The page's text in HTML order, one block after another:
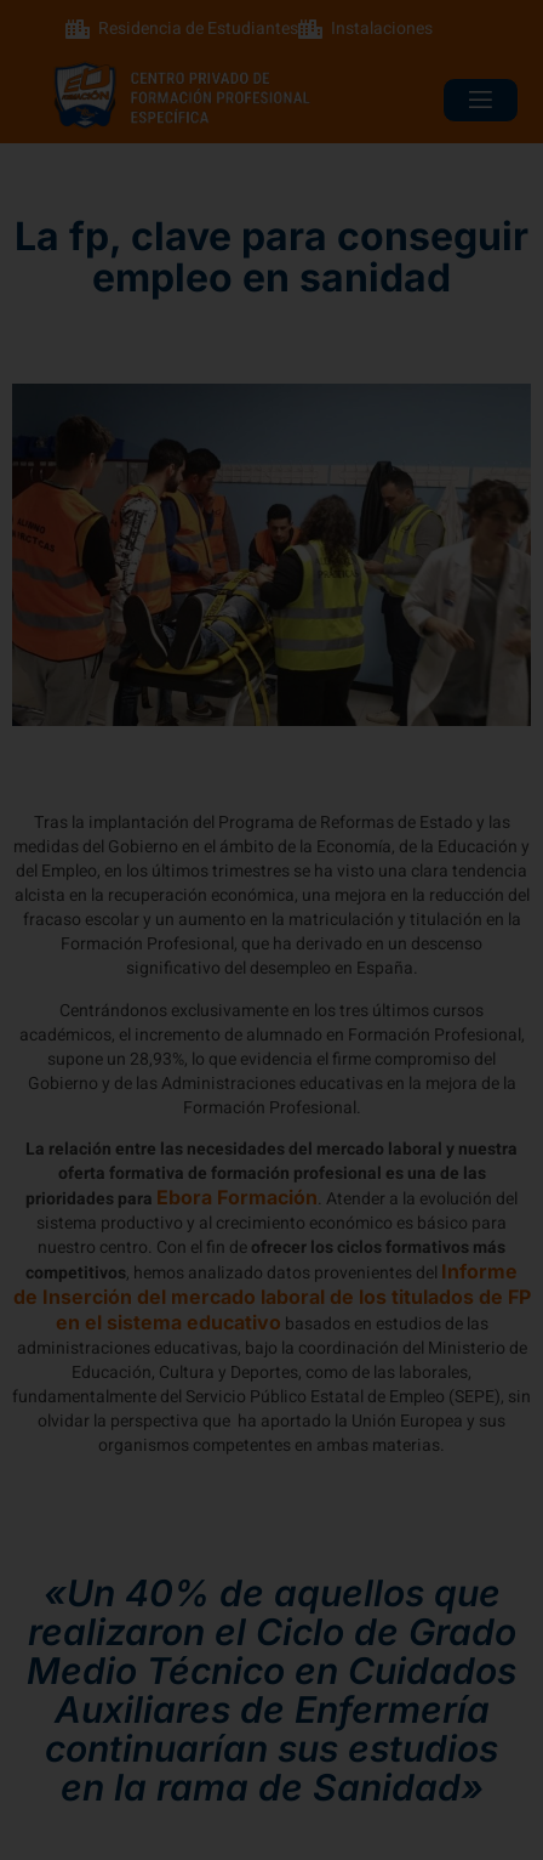
Residencia de Estudiantes Instalaciones
La fp, clave para conseguir
empleo en sanidad
Tras la implantación del Programa de Reformas de Estado y las
medidas del Gobierno en el ámbito de la Economía, de la Educación y
del Empleo, en los últimos trimestres se ha visto una clara tendencia
alcista en la recuperación económica, una mejora en la reducción del
fracaso escolar y un aumento en la matriculación y titulación en la
Formación Profesional, que ha derivado en un descenso
significativo del desempleo en España.
Centrándonos exclusivamente en los tres últimos cursos
académicos, el incremento de alumnado en Formación Profesional,
supone un 28,93%, lo que evidencia el firme compromiso del
Gobierno y de las Administraciones educativas en la mejora de la
Formación Profesional.
La relación entre las necesidades del mercado laboral y nuestra
oferta formativa de formación profesional es una de las
prioridades para Ebora Formación. Atender a la evolución del
sistema productivo y al crecimiento económico es básico para
nuestro centro. Con el fin deofrecer los ciclos formativos más
competitivos, hemos analizado datos provenientes del Informe
de Inserción del mercado laboral de los titulados de FP
en el sistema educativo basados en estudios de las
administraciones educativas, bajo la coordinación del Ministerio de
Educación, Cultura y Deportes, como de las laborales,
fundamentalmente del Servicio Público Estatal de Empleo (SEPE), sin
olvidar la perspectiva que ha aportado la Unión Europea y sus
organismos competentes en ambas materias.
«Un 40% de aquellos que
realizaron el Ciclo de Grado
Medio Técnico en Cuidados
Auxiliares de Enfermería
continuarían sus estudios
en la rama de Sanidad»